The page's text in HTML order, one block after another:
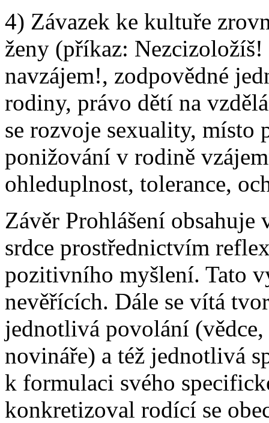
4) Závazek ke kultuře
ženy (příkaz:
navzájem!, zodpovědné
rodiny, právo dětí na
se rozvoje sexuality, místo
ponižování v rodině
ohleduplnost, tolerance,
Závěr Prohlášení
srdce prostřednictvím
pozitivního myšlení. Tato
nevěřících. Dále se vítá
jednotlivá povolání
novináře) a též jednotlivá
k formulaci svého
konkretizoval rodící se